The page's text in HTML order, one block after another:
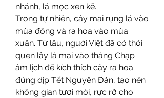
nhánh, lá mọc xen kẽ.
Trong tự nhiên, cây mai rụng lá vào
mùa đông và ra hoa vào mùa
xuân. Từ lâu, người Việt đã có thói
quen lảy lá mai vào tháng Chạp
âm lịch để kích thích cây ra hoa
đúng dịp Tết Nguyên Đán, tạo nên
không gian tươi mới, rực rỡ cho